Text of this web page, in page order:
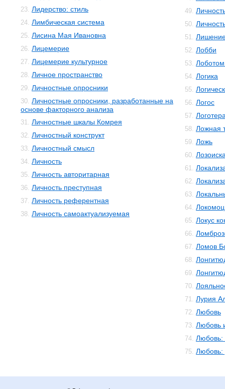
23. Лидерство: стиль
24. Лимбическая система
25. Лисина Мая Ивановна
26. Лицемерие
27. Лицемерие культурное
28. Личное пространство
29. Личностные опросники
30. Личностные опросники, разработанные на
основе факторного анализа
31. Личностные шкалы Комрея
32. Личностный конструкт
33. Личностный смысл
34. Личность
35. Личность авторитарная
36. Личность преступная
37. Личность референтная
38. Личность самоактуализуемая
49.
50.
51.
52. Лобби
53.
54. Логика
55.
56. Логос
57.
58. Ложная
59. Ложь
60.
61.
62.
63.
64.
65. Локус
66.
67. Ломов
68.
69.
70.
71. Лурия
72. Любовь
73. Любовь
74. Любовь:
75. Любовь: